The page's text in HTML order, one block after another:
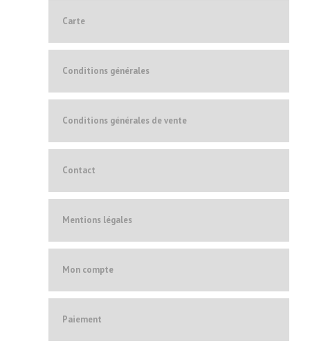
Carte
Conditions générales
Conditions générales de vente
Contact
Mentions légales
Mon compte
Paiement